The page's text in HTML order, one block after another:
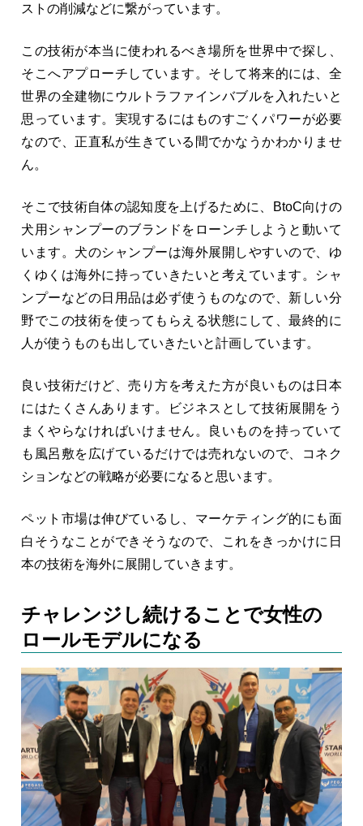
ストの削減などに繋がっています。
この技術が本当に使われるべき場所を世界中で探し、
そこへアプローチしています。そして将来的には、全
世界の全建物にウルトラファインバブルを入れたいと
思っています。実現するにはものすごくパワーが必要
なので、正直私が生きている間でかなうかわかりませ
ん。
そこで技術自体の認知度を上げるために、BtoC向けの
犬用シャンプーのブランドをローンチしようと動いて
います。犬のシャンプーは海外展開しやすいので、ゆ
くゆくは海外に持っていきたいと考えています。シャ
ンプーなどの日用品は必ず使うものなので、新しい分
野でこの技術を使ってもらえる状態にして、最終的に
人が使うものも出していきたいと計画しています。
良い技術だけど、売り方を考えた方が良いものは日本
にはたくさんあります。ビジネスとして技術展開をう
まくやらなければいけません。良いものを持っていて
も風呂敷を広げているだけでは売れないので、コネク
ションなどの戦略が必要になると思います。
ペット市場は伸びているし、マーケティング的にも面
白そうなことができそうなので、これをきっかけに日
本の技術を海外に展開していきます。
チャレンジし続けることで女性の
ロールモデルになる